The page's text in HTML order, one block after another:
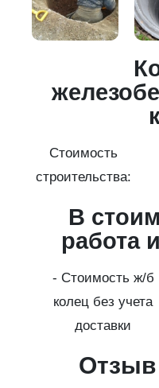
Стоимость
строительства:
В
работа
- Стоимость ж/б
колец без учета
доставки
Отзыв